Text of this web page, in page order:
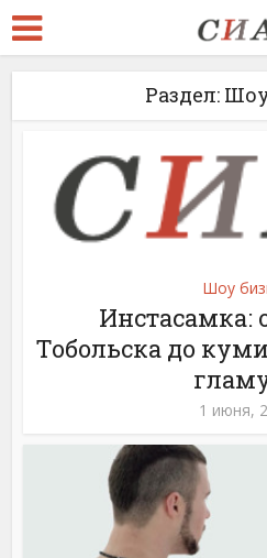
Раздел:
Шоу
Инстасамка:
Тобольска до
1 июня,